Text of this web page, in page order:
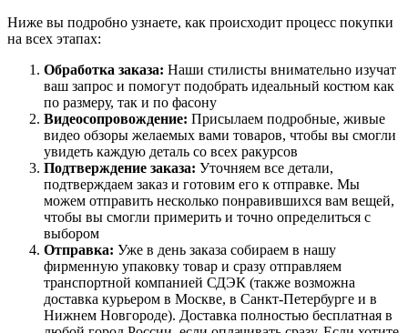
Ниже вы подробно узнаете, как происходит процесс покупки
на всех этапах:
Обработка заказа: Наши стилисты внимательно изучат
ваш запрос и помогут подобрать идеальный костюм как
по размеру, так и по фасону
Видеосопровождение: Присылаем подробные, живые
видео обзоры желаемых вами товаров, чтобы вы смогли
увидеть каждую деталь со всех ракурсов
Подтверждение заказа: Уточняем все детали,
подтверждаем заказ и готовим его к отправке. Мы
можем отправить несколько понравившихся вам вещей,
чтобы вы смогли примерить и точно определиться с
выбором
Отправка: Уже в день заказа собираем в нашу
фирменную упаковку товар и сразу отправляем
транспортной компанией СДЭК (также возможна
доставка курьером в Москве, в Санкт-Петербурге и в
Нижнем Новгороде). Доставка полностью бесплатная в